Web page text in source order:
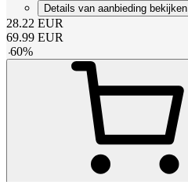
Details van aanbieding bekijken
28.22 EUR
69.99 EUR
-60%